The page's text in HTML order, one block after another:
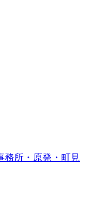
務所・原発・町見